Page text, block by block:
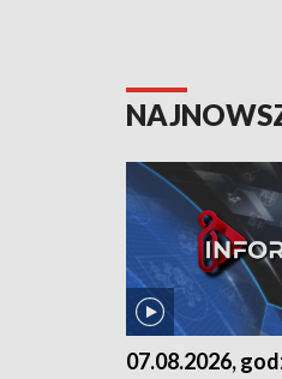
07.08.2026,